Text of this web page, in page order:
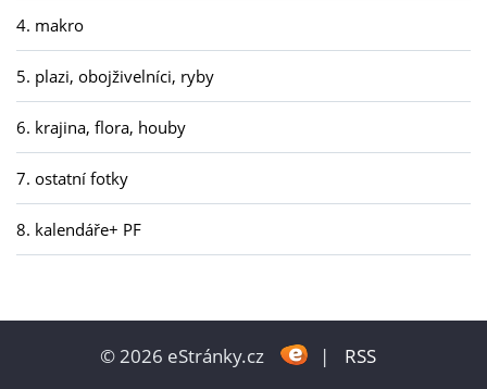
4. makro
5. plazi, obojživelníci, ryby
6. krajina, flora, houby
7. ostatní fotky
8. kalendáře+ PF
© 2026 eStránky.cz | RSS